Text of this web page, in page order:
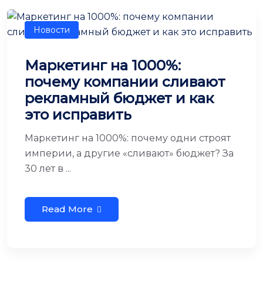
Новости
Маркетинг на 1000%:
почему компании сливают
рекламный бюджет и как
это исправить
Маркетинг на 1000%: почему одни строят
империи, а другие «сливают» бюджет? За
30 лет в ...
Read More